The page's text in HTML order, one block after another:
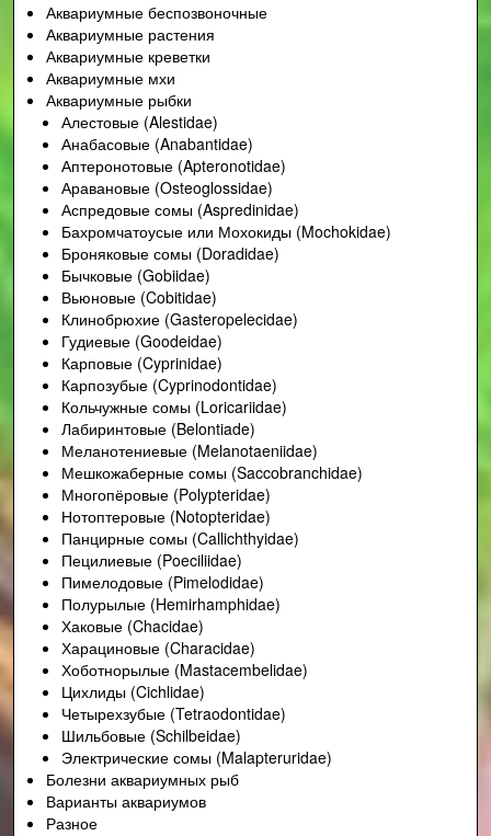
Аквариумные беспозвоночные
Аквариумные растения
Аквариумные креветки
Аквариумные мхи
Аквариумные рыбки
Алестовые (Alestidae)
Анабасовые (Anabantidae)
Аптеронотовые (Apteronotidae)
Аравановые (Osteoglossidae)
Аспредовые сомы (Aspredinidae)
Бахромчатоусые или Мохокиды (Mochokidae)
Броняковые сомы (Doradidae)
Бычковые (Gobiidae)
Вьюновые (Cobitidae)
Клинобрюхие (Gasteropelecidae)
Гудиевые (Goodeidae)
Карповые (Cyprinidae)
Карпозубые (Cyprinodontidae)
Кольчужные сомы (Loricariidae)
Лабиринтовые (Belontiade)
Меланотениевые (Melanotaeniidae)
Мешкожаберные сомы (Saccobranchidae)
Многопёровые (Polypteridae)
Нотоптеровые (Notopteridae)
Панцирные сомы (Callichthyidae)
Пецилиевые (Poeciliidae)
Пимелодовые (Pimelodidae)
Полурылые (Hemirhamphidae)
Хаковые (Chacidae)
Харациновые (Characidae)
Хоботнорылые (Mastacembelidae)
Цихлиды (Cichlidae)
Четырехзубые (Tetraodontidae)
Шильбовые (Schilbeidae)
Электрические сомы (Malapteruridae)
Болезни аквариумных рыб
Варианты аквариумов
Разное